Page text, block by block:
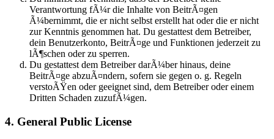
Verantwortung fÃ¼r die Inhalte von BeitrÃ¤gen
Ã¼bernimmt, die er nicht selbst erstellt hat oder die er nicht
zur Kenntnis genommen hat. Du gestattest dem Betreiber,
dein Benutzerkonto, BeitrÃ¤ge und Funktionen jederzeit zu
lÃ¶schen oder zu sperren.
Du gestattest dem Betreiber darÃ¼ber hinaus, deine
BeitrÃ¤ge abzuÃ¤ndern, sofern sie gegen o. g. Regeln
verstoÃŸen oder geeignet sind, dem Betreiber oder einem
Dritten Schaden zuzufÃ¼gen.
4. General Public License